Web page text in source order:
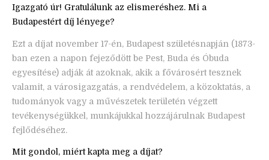
Igazgató úr! Gratulálunk az elismeréshez. Mi a
Budapestért díj lényege?
Ezt a díjat november 17-én, Budapest születésnapján (1873-
ban ezen a napon fejeződött be Pest, Buda és Óbuda
egyesítése) adják át azoknak, akik a fővárosért tesznek
valamit, a városigazgatás, a rendvédelem, a közoktatás, a
tudományok vagy a művészetek területén végzett
tevékenységükkel, munkájukkal hozzájárulnak Budapest
fejlődéséhez.
Mit gondol, miért kapta meg a díjat?